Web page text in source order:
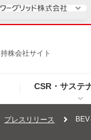
持株会社サイト
CSR・サステ
電気・ガスのご契約
プレスリリース